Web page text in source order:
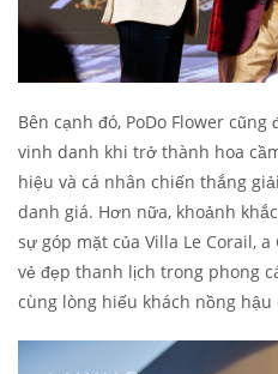
Bên cạnh đó, PoDo Flower
vinh danh khi trở thành hoa
hiệu và cá nhân chiến thắng
danh giá. Hơn nữa, khoảnh
sự góp mặt của Villa Le Corail,
vẻ đẹp thanh lịch trong phong
cùng lòng hiếu khách nồng hậu